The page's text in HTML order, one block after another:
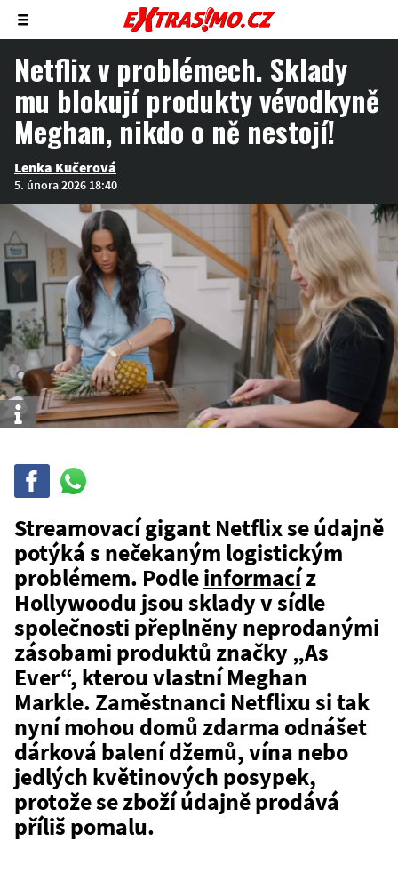
Zobrazit/skrýt
menu
Netflix v problémech. Sklady
mu blokují produkty vévodkyně
Meghan, nikdo o ně nestojí!
Lenka Kučerová
5. února 2026 18:40
Info
Sdílej
WhatsAppu
Streamovací gigant Netflix se údajně
potýká s nečekaným logistickým
problémem. Podleinformacíz
Hollywoodu jsou sklady v sídle
společnosti přeplněny neprodanými
zásobami produktů značky „As
Ever“, kterou vlastní Meghan
Markle. Zaměstnanci Netflixu si tak
nyní mohou domů zdarma odnášet
dárková balení džemů, vína nebo
jedlých květinových posypek,
protože se zboží údajně prodává
příliš pomalu.